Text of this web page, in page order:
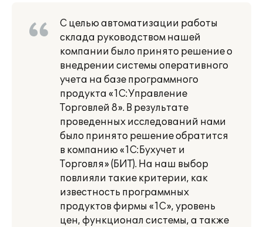
С целью автоматизации работы
склада руководством нашей
компании было принято решение о
внедрении системы оперативного
учета на базе программного
продукта «1С:Управление
Торговлей 8». В результате
проведенных исследований нами
было принято решение обратится
в компанию «1С:Бухучет и
Торговля» (БИТ). На наш выбор
повлияли такие критерии, как
известность программных
продуктов фирмы «1С», уровень
цен, функционал системы, а также